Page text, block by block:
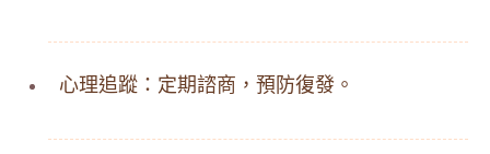
心理追蹤：定期諮商，預防復發。